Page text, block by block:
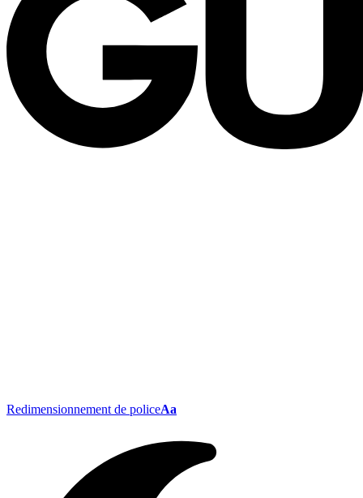
Redimensionnement de policeAa